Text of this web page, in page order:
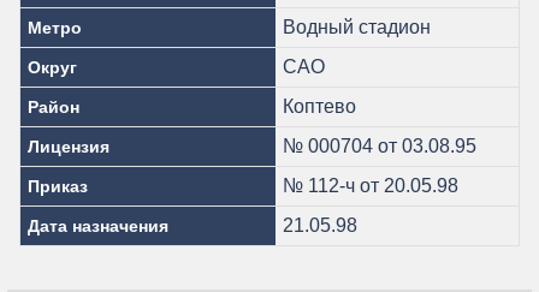
Метро Водный стадион
Округ САО
Район Коптево
Лицензия № 000704 от 03.08.95
Приказ № 112-ч от 20.05.98
Дата назначения 21.05.98